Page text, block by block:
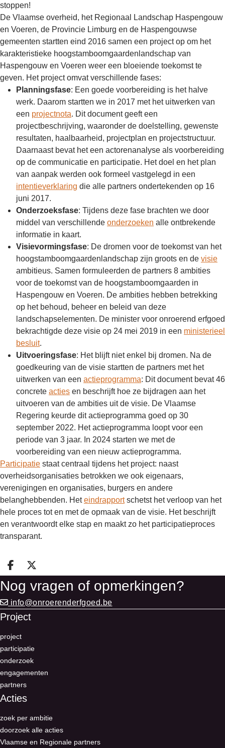
stoppen!
De Vlaamse overheid, het Regionaal Landschap Haspengouw
en Voeren, de Provincie Limburg en de Haspengouwse
gemeenten startten eind 2016 samen een project op om het
karakteristieke hoogstamboomgaardenlandschap van
Haspengouw en Voeren weer een bloeiende toekomst te
geven. Het project omvat verschillende fases:
Planningsfase: Een goede voorbereiding is het halve
werk. Daarom startten we in 2017 met het uitwerken van
een projectnota. Dit document geeft een
projectbeschrijving, waaronder de doelstelling, gewenste
resultaten, haalbaarheid, projectplan en projectstructuur.
Daarnaast bevat het een actorenanalyse als voorbereiding
op de communicatie en participatie. Het doel en het plan
van aanpak werden ook formeel vastgelegd in een
intentieverklaring die alle partners ondertekenden op 16
juni 2017.
Onderzoeksfase: Tijdens deze fase brachten we door
middel van verschillende onderzoeken alle ontbrekende
informatie in kaart.
Visievormingsfase: De dromen voor de toekomst van het
hoogstamboomgaardenlandschap zijn groots en de visie
ambitieus. Samen formuleerden de partners 8 ambities
voor de toekomst van de hoogstamboomgaarden in
Haspengouw en Voeren. De ambities hebben betrekking
op het behoud, beheer en beleid van deze
landschapselementen. De minister voor onroerend erfgoed
bekrachtigde deze visie op 24 mei 2019 in een ministerieel
besluit.
Uitvoeringsfase: Het blijft niet enkel bij dromen. Na de
goedkeuring van de visie startten de partners met het
uitwerken van een actieprogramma: Dit document bevat 46
concrete acties en beschrijft hoe ze bijdragen aan het
uitvoeren van de ambities uit de visie. De Vlaamse
Regering keurde dit actieprogramma goed op 30
september 2022. Het actieprogramma loopt voor een
periode van 3 jaar. In 2024 starten we met de
voorbereiding van een nieuw actieprogramma.
Participatie staat centraal tijdens het project: naast
overheidsorganisaties betrokken we ook eigenaars,
verenigingen en organisaties, burgers en andere
belanghebbenden. Heteindrapportschetst het verloop van het
hele proces tot en met de opmaak van de visie. Het beschrijft
en verantwoordt elke stap en maakt zo het participatieproces
transparant.
Deel op facebook
Deel op X
Nog vragen of opmerkingen?
info@onroerenderfgoed.be
Project
project
participatie
onderzoek
engagementen
partners
Acties
zoek per ambitie
doorzoek alle acties
Vlaamse en Regionale partners